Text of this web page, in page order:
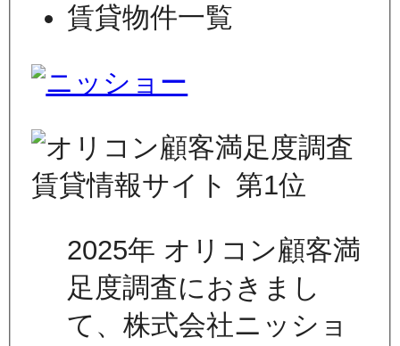
賃貸物件一覧
2025年 オリコン顧客満
足度調査におきまし
て、株式会社ニッショ